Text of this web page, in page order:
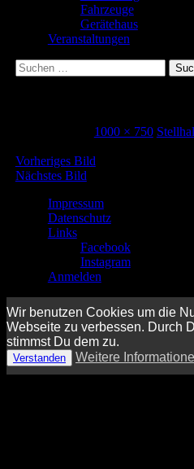
Fahrzeuge
Gerätehaus
Veranstaltungen
Suchen
nach:
1000 × 750
Vorheriges Bild
Nächstes Bild
Impressum
Datenschutz
Links
Facebook
Instagram
Anmelden
Wir benutzen Cookies um die
Webseite zu verbessen. Durch
stimmst Du dem zu.
Verstanden Weitere